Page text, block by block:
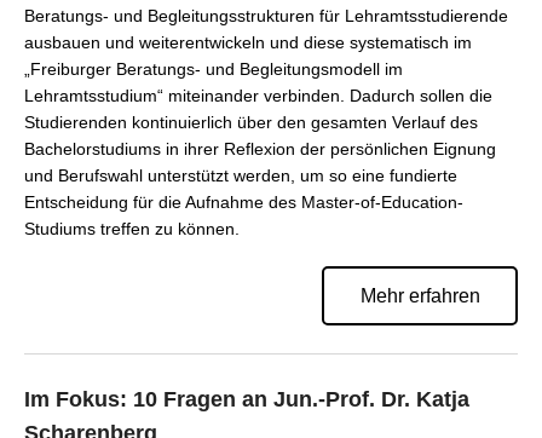
Beratungs- und Begleitungsstrukturen für Lehramtsstudierende
ausbauen und weiterentwickeln und diese systematisch im
„Freiburger Beratungs- und Begleitungsmodell im
Lehramtsstudium“ miteinander verbinden. Dadurch sollen die
Studierenden kontinuierlich über den gesamten Verlauf des
Bachelorstudiums in ihrer Reflexion der persönlichen Eignung
und Berufswahl unterstützt werden, um so eine fundierte
Entscheidung für die Aufnahme des Master-of-Education-
Studiums treffen zu können.
Mehr erfahren
Im Fokus: 10 Fragen an Jun.-Prof. Dr. Katja
Scharenberg